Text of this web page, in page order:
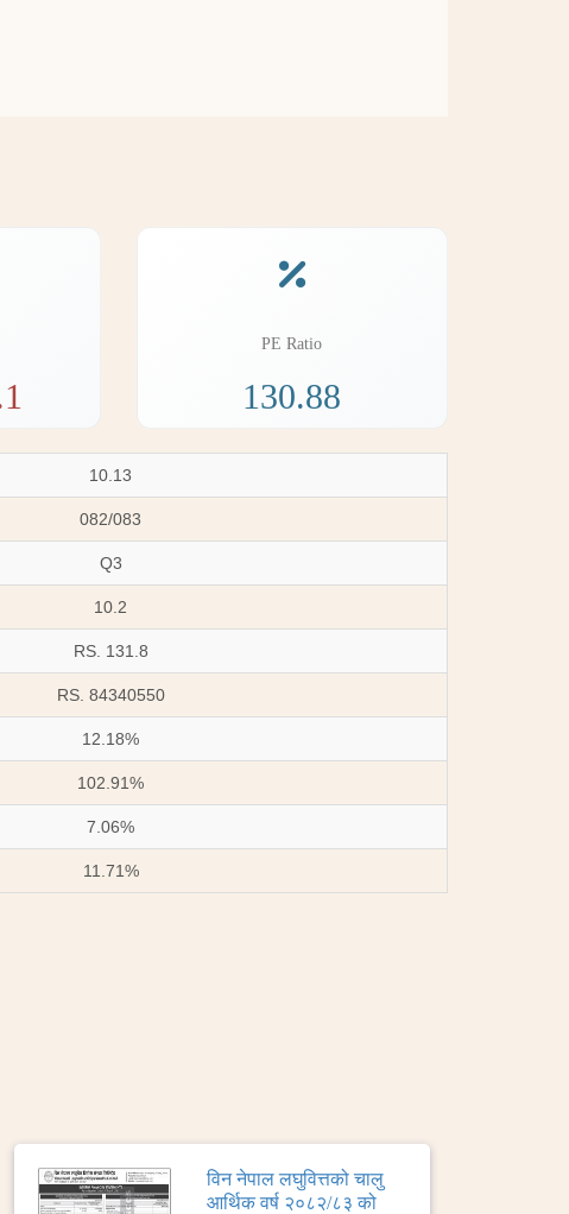
PE Ratio
130.88
10.13
082/083
Q3
10.2
RS. 131.8
RS. 84340550
12.18%
102.91%
7.06%
11.71%
विन नेपाल लघुवित्तको चालु
आर्थिक वर्ष २०८२/८३ को